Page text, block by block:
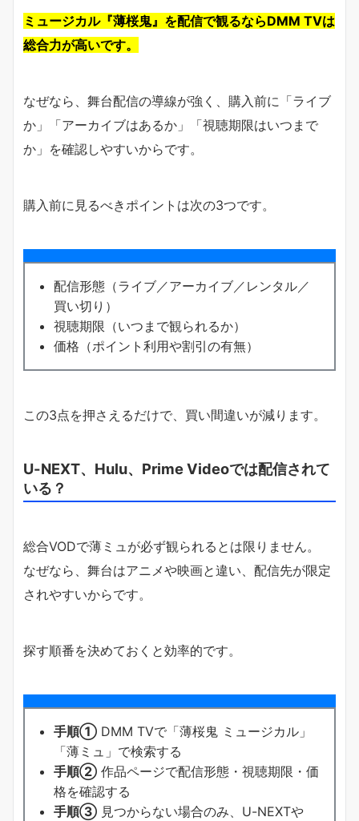
ミュージカル『薄桜鬼』を配信で観るならDMM TVは
総合力が高いです。
なぜなら、舞台配信の導線が強く、購入前に「ライブ
か」「アーカイブはあるか」「視聴期限はいつまで
か」を確認しやすいからです。
購入前に見るべきポイントは次の3つです。
配信形態（ライブ／アーカイブ／レンタル／
買い切り）
視聴期限（いつまで観られるか）
価格（ポイント利用や割引の有無）
この3点を押さえるだけで、買い間違いが減ります。
U-NEXT、Hulu、Prime Videoでは配信されて
いる？
総合VODで薄ミュが必ず観られるとは限りません。
なぜなら、舞台はアニメや映画と違い、配信先が限定
されやすいからです。
探す順番を決めておくと効率的です。
手順① DMM TVで「薄桜鬼 ミュージカル」
「薄ミュ」で検索する
手順② 作品ページで配信形態・視聴期限・価
格を確認する
手順③ 見つからない場合のみ、U-NEXTや